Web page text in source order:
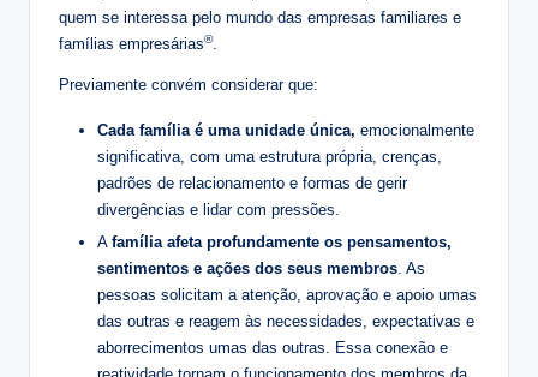
quem se interessa pelo mundo das empresas familiares e
famílias empresárias®.
Previamente convém considerar que:
Cada família é uma unidade única, emocionalmente
significativa, com uma estrutura própria, crenças,
padrões de relacionamento e formas de gerir
divergências e lidar com pressões.
A família afeta profundamente os pensamentos,
sentimentos e ações dos seus membros. As
pessoas solicitam a atenção, aprovação e apoio umas
das outras e reagem às necessidades, expectativas e
aborrecimentos umas das outras. Essa conexão e